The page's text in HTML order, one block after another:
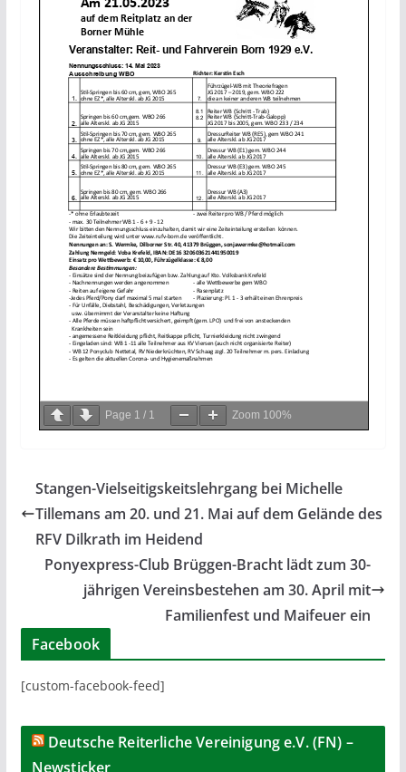
Page 1 / 1 Zoom 100%
Stangen-Vielseitigskeitslehrgang bei Michelle
Tillemans am 20. und 21. Mai auf dem Gelände des
RFV Dilkrath im Heidend
Ponyexpress-Club Brüggen-Bracht lädt zum 30-
jährigen Vereinsbestehen am 30. April mit
Familienfest und Maifeuer ein
Facebook
[custom-facebook-feed]
Deutsche Reiterliche Vereinigung e.V. (FN) –
Newsticker